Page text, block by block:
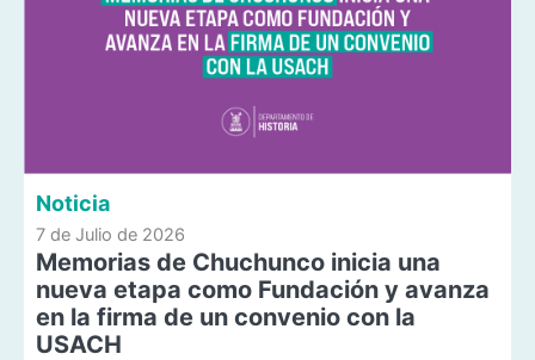
Noticia
7 de Julio de 2026
Memorias de Chuchunco inicia una
nueva etapa como Fundación y avanza
en la firma de un convenio con la
USACH